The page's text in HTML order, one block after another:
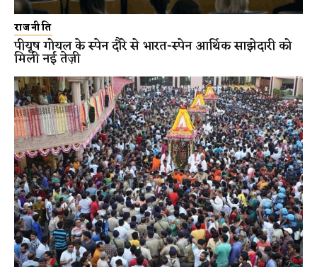
राजनीति
पीयूष गोयल के स्पेन दौरे से भारत-स्पेन आर्थिक साझेदारी को
मिली नई तेज़ी